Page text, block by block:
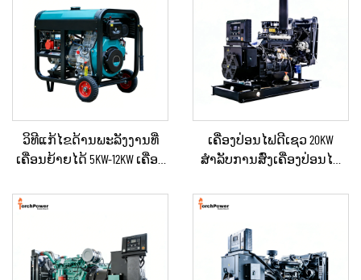
ວິທີແກ້ໄຂດ້ານພະລັງງານທີ່
ເຄື່ອນຍ້າຍໄດ້ 5KW-12KW ເຄື່ອງ
ຮ້ານຄ້າ / ການກໍ່ສ້າງ / ການ
ເຄື່ອງປ່ອນໄຟດີເຊວ 20KW
ສຳລັບການສົ່ງເຄື່ອງປ່ອນໄຟ
ເສິນ ສຳລັບບ້ານ ຫຼື ແຜນການ